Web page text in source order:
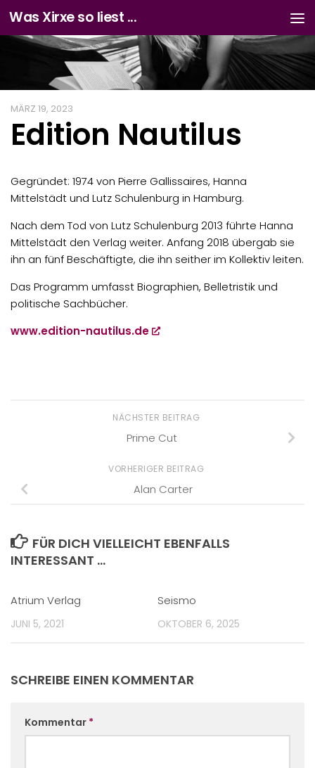
Zum Inhalt springen
Was Xirxe so liest ...
MÄRZ 19, 2023
Edition Nautilus
Gegründet: 1974 von Pierre Gallissaires, Hanna
Mittelstädt und Lutz Schulenburg in Hamburg.
Nach dem Tod von Lutz Schulenburg 2013 führte Hanna
Mittelstädt den Verlag weiter. Anfang 2018 übergab sie
ihn an fünf Beschäftigte, die ihn seither im Kollektiv leiten.
Das Programm umfasst Biographien, Belletristik und
politische Sachbücher.
www.edition-nautilus.de
NÄCHSTER BEITRAG
Prime Cut
VORHERIGER BEITRAG
Alan Carter
FÜR DICH VIELLEICHT EBENFALLS
INTERESSANT …
Atrium Verlag
JUNI 5, 2021
Seismo
OKTOBER 6, 2025
SCHREIBE EINEN KOMMENTAR
Kommentar *